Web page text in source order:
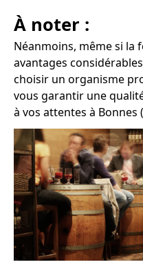
À noter :
Néanmoins, même si la
avantages
choisir un organisme
vous garantir une
à vos attentes à Bonnes